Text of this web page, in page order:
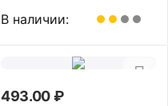
В наличии:
493.00₽